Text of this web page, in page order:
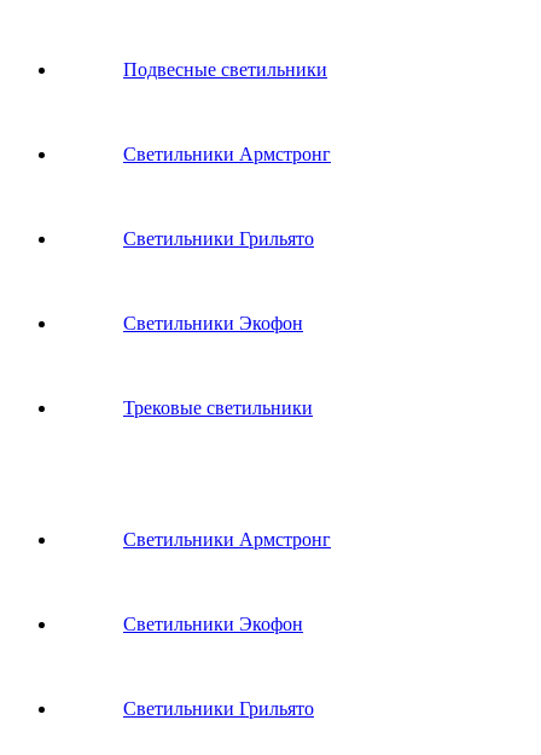
Подвесные светильники
Светильники Армстронг
Светильники Грильято
Светильники Экофон
Трековые светильники
Светильники Армстронг
Светильники Экофон
Светильники Грильято